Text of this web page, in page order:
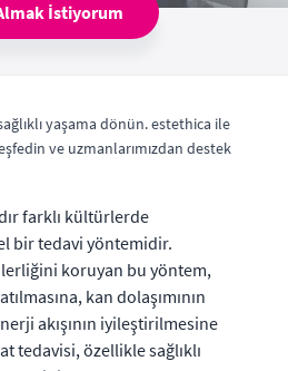
İstiyorum
yaşama dönün. estethica ile
ve uzmanlarımızdan destek
farklı kültürlerde
bir tedavi yöntemidir.
koruyan bu yöntem,
kan dolaşımının
akışının iyileştirilmesine
tedavisi, özellikle sağlıklı